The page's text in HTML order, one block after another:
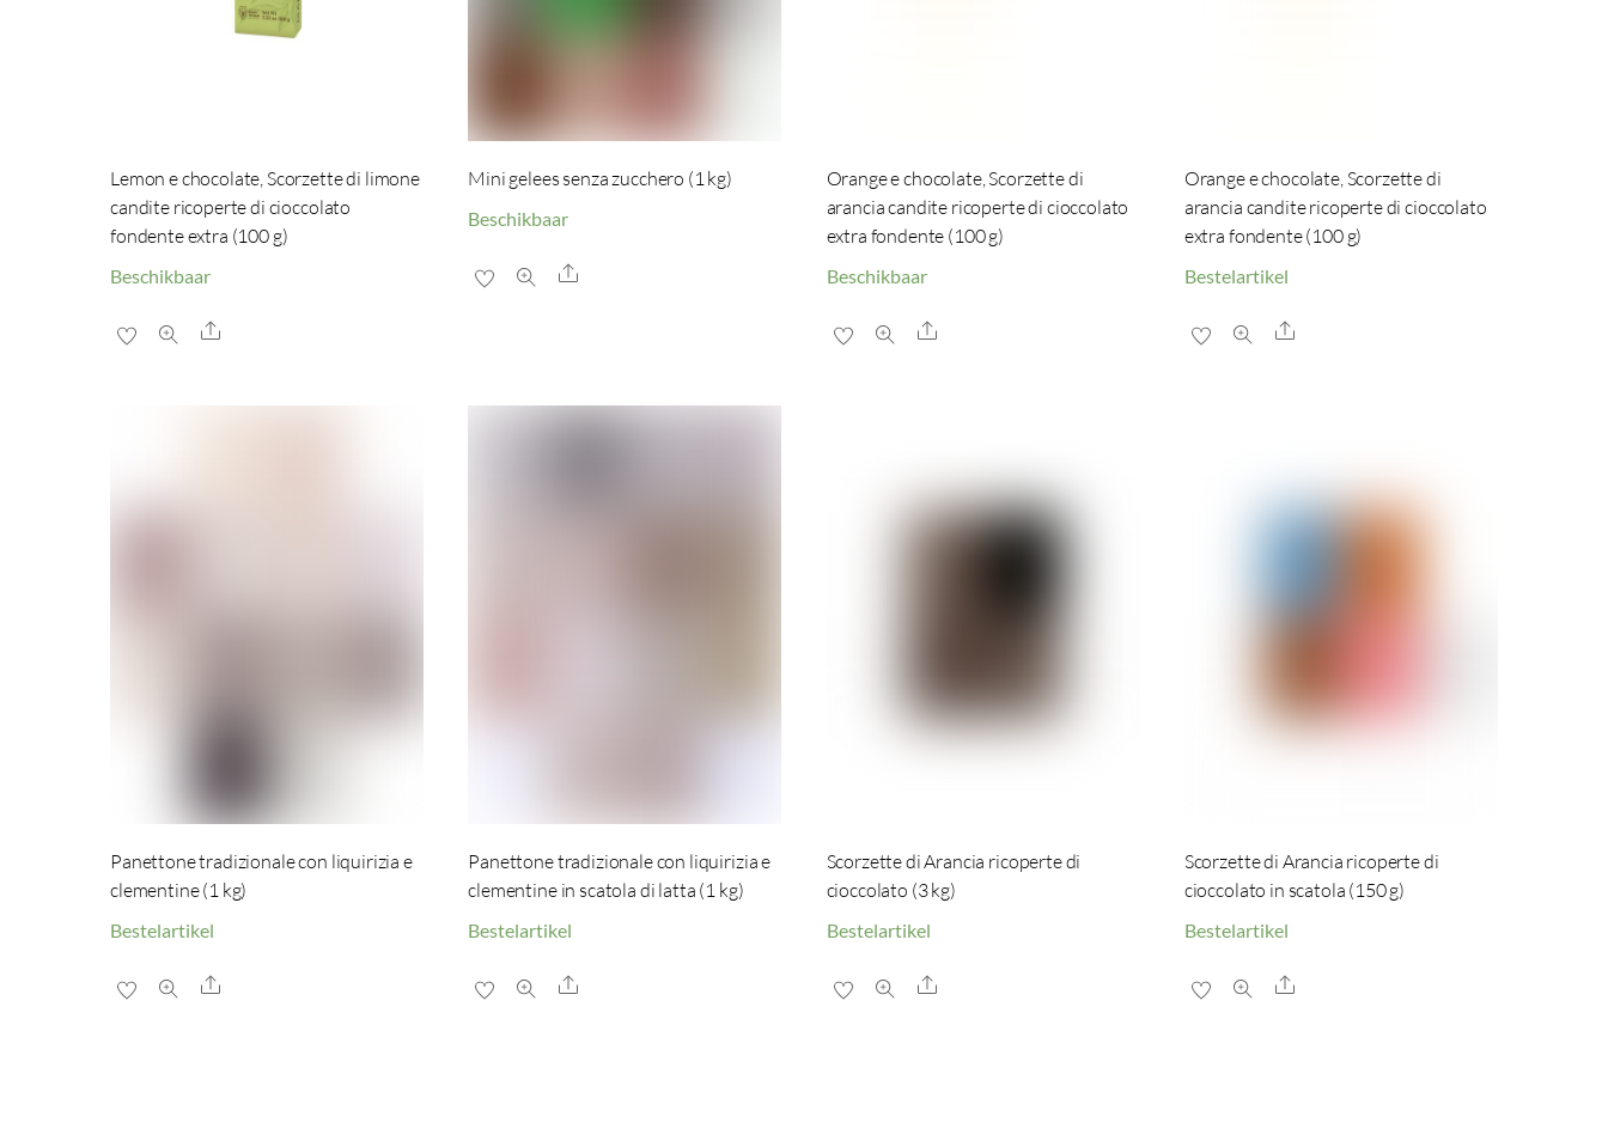
Lemon e chocolate, Scorzette di limone
candite ricoperte di cioccolato
fondente extra (100 g)
Beschikbaar
Share
Mini gelees senza zucchero (1 kg)
Beschikbaar
Share
Orange e chocolate, Scorzette di
arancia candite ricoperte di cioccolato
extra fondente (100 g)
Beschikbaar
Share
Orange e chocolate, Scorzette di
arancia candite ricoperte di cioccolato
extra fondente (100 g)
Bestelartikel
Share
Panettone tradizionale con liquirizia e
clementine (1 kg)
Bestelartikel
Share
Panettone tradizionale con liquirizia e
clementine in scatola di latta (1 kg)
Bestelartikel
Share
Scorzette di Arancia ricoperte di
cioccolato (3 kg)
Bestelartikel
Share
Scorzette di Arancia ricoperte di
cioccolato in scatola (150 g)
Bestelartikel
Share